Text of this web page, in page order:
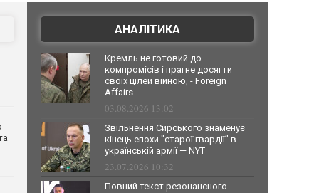
АНАЛІТИКА
Кремль не готовий до
компромісів і прагне досягти
своїх цілей війною, - Foreign
Affairs
03.08.2026 13:02
Звільнення Сирського знаменує
кінець епохи "старої гвардії" в
українській армії — NYT
23.07.2026 10:32
Повний текст резонансного